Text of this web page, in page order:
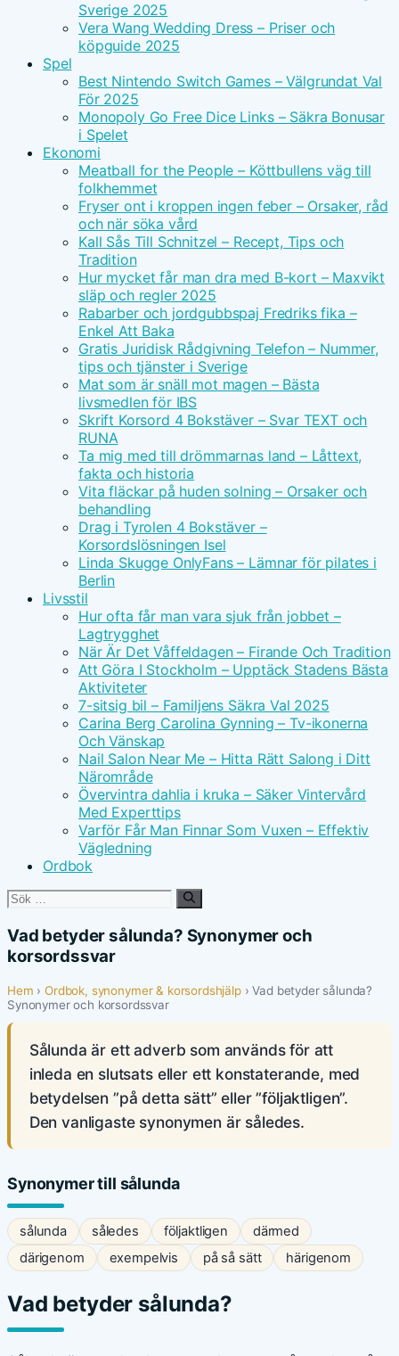
Sverige 2025
Vera Wang Wedding Dress – Priser och
köpguide 2025
Spel
Best Nintendo Switch Games – Välgrundat Val
För 2025
Monopoly Go Free Dice Links – Säkra Bonusar
i Spelet
Ekonomi
Meatball for the People – Köttbullens väg till
folkhemmet
Fryser ont i kroppen ingen feber – Orsaker, råd
och när söka vård
Kall Sås Till Schnitzel – Recept, Tips och
Tradition
Hur mycket får man dra med B-kort – Maxvikt
släp och regler 2025
Rabarber och jordgubbspaj Fredriks fika –
Enkel Att Baka
Gratis Juridisk Rådgivning Telefon – Nummer,
tips och tjänster i Sverige
Mat som är snäll mot magen – Bästa
livsmedlen för IBS
Skrift Korsord 4 Bokstäver – Svar TEXT och
RUNA
Ta mig med till drömmarnas land – Låttext,
fakta och historia
Vita fläckar på huden solning – Orsaker och
behandling
Drag i Tyrolen 4 Bokstäver –
Korsordslösningen Isel
Linda Skugge OnlyFans – Lämnar för pilates i
Berlin
Livsstil
Hur ofta får man vara sjuk från jobbet –
Lagtrygghet
När Är Det Våffeldagen – Firande Och Tradition
Att Göra I Stockholm – Upptäck Stadens Bästa
Aktiviteter
7-sitsig bil – Familjens Säkra Val 2025
Carina Berg Carolina Gynning – Tv-ikonerna
Och Vänskap
Nail Salon Near Me – Hitta Rätt Salong i Ditt
Närområde
Övervintra dahlia i kruka – Säker Vintervård
Med Experttips
Varför Får Man Finnar Som Vuxen – Effektiv
Vägledning
Ordbok
Sök
Vad betyder sålunda? Synonymer och
korsordssvar
Hem ›Ordbok, synonymer & korsordshjälp› Vad betyder sålunda?
Synonymer och korsordssvar
Sålunda är ett adverb som används för att
inleda en slutsats eller ett konstaterande, med
betydelsen ”på detta sätt” eller ”följaktligen”.
Den vanligaste synonymen är således.
Synonymer till sålunda
sålunda således följaktligen
därmed
därigenom
exempelvis på så sätt härigenom
Vad betyder sålunda?